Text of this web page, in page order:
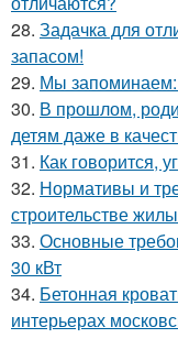
28. Задачка для
запасом!
29. Мы
30. В прошлом,
детям даже в
31. Как говорится,
32. Нормативы и
строительстве
33. Основные
30 кВт
34. Бетонная
интерьерах